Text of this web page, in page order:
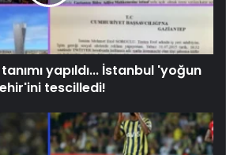
yapıldı... İstanbul 'yoğun
tescilledi!